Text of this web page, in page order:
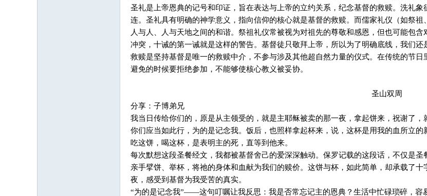
圣礼是上帝恩典的记号和印证，旨在表达与上帝的立约关系，纪念基督的救赎。洗礼
连。圣礼具有明确的神学意义，指向信仰的核心就是基督的救赎。而儒家礼仪（如祭
人与人、人与天地之间的和谐。祭祖礼仪常被视为对祖先的尊敬和感恩，但也可能包
冲突，十诫的第一诫就是这样的警告。基督徒只敬拜上帝，所以为了明确底线，我们
救赎是坚持基督是唯一的救赎中介，不参与涉及其他超自然力量的仪式。在传统的节
避免的时候要拒绝参加，不能够使核心教义被妥协。
圣山双周
分享：子博弟兄
我当日传给你们的，原是从主领受的，就是主耶稣被卖的那一夜，拿起饼来，祝谢了
你们应当如此行，为的是记念我。饭后，也照样拿起杯来，说，这杯是用我的血所立
吃这饼，喝这杯，是表明主的死，直等到他来。
每次默想这段圣餐经文，我都被基督舍己的爱深深触动。保罗记载的这段话，不仅是
亲手擘饼、举杯，将祂的身体和血献为我们的赎价。这饼与杯，如此简单，却承载了
夜，感受到基督为我受苦的真实。
“为的是记念我”——这句叮嘱让我反思：我是否常忘记主的恩典？生活中忙碌琐碎，